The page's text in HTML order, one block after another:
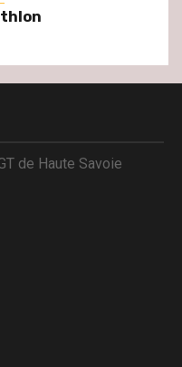
de Haute Savoie